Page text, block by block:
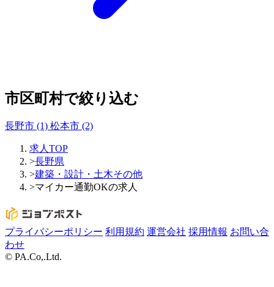
市区町村で絞り込む
長野市 (1) 松本市 (2)
求人TOP
>長野県
>建築・設計・土木その他
>マイカー通勤OKの求人
プライバシーポリシー 利用規約 運営会社 採用情報 お問い合
わせ
© PA.Co,.Ltd.